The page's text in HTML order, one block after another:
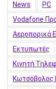
News
PC
Vodafone
Αεροπορικά
Εκτυπωτές
Κινητή
Κωτσόβολος